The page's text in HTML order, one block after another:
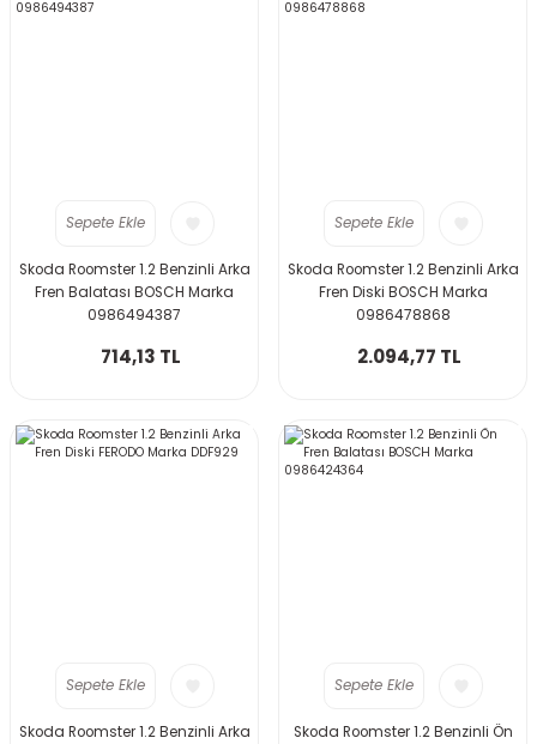
Sepete Ekle
Skoda Roomster 1.2 Benzinli Arka
Fren Balatası BOSCH Marka
0986494387
714,13 TL
Sepete Ekle
Skoda Roomster 1.2 Benzinli Arka
Fren Diski BOSCH Marka
0986478868
2.094,77 TL
Sepete Ekle
Skoda Roomster 1.2 Benzinli Arka
Sepete Ekle
Skoda Roomster 1.2 Benzinli Ön